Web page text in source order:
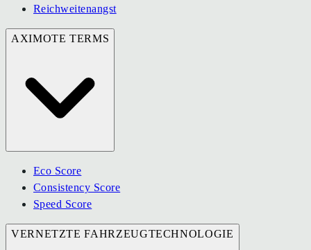
Reichweitenangst
AXIMOTE TERMS
Eco Score
Consistency Score
Speed Score
VERNETZTE FAHRZEUGTECHNOLOGIE